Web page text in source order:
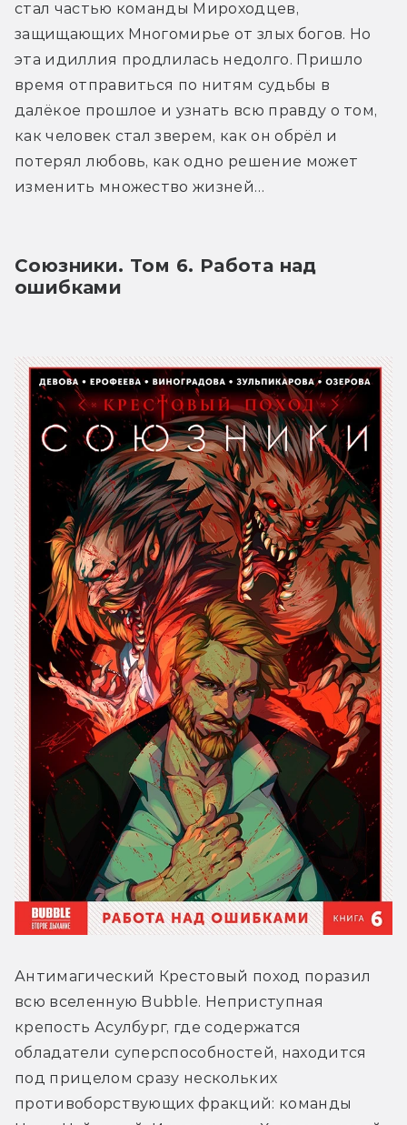
стал частью команды Мироходцев,
защищающих Многомирье от злых богов. Но
эта идиллия продлилась недолго. Пришло
время отправиться по нитям судьбы в
далёкое прошлое и узнать всю правду о том,
как человек стал зверем, как он обрёл и
потерял любовь, как одно решение может
изменить множество жизней…
Союзники. Том 6. Работа над
ошибками
Антимагический Крестовый поход поразил
всю вселенную Bubble. Неприступная
крепость Асулбург, где содержатся
обладатели суперспособностей, находится
под прицелом сразу нескольких
противоборствующих фракций: команды